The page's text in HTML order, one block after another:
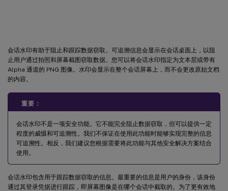
会话水印有助于阻止和跟踪数据窃取。可追溯信息会显示在会话桌面上，以阻
止用户通过拍照和屏幕截图窃取数据。您可以将会话水印指定为文本层或带有
Alpha 通道的 PNG 图像。水印会显示在整个会话屏幕上，而不会更改原始文档
的内容。
重要：
会话水印不是一项安全功能。它不能完全阻止数据窃取，但可以提供一定
程度的威慑和可追溯性。我们不保证在使用此功能时能够实现完整的信息
可追溯性。相反，我们建议您根据需要将此功能与其他安全解决方案结合
使用。
会话水印包含用于跟踪数据窃取的信息。最重要的信息是用户的身份，该身份
通过其登录凭据进行跟踪，即屏幕图像是在哪个会话中截取的。为了更有效地